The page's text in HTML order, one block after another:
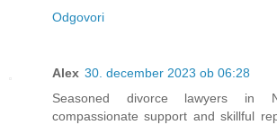
Odgovori
Alex 30. december 2023 ob 06:28
Seasoned divorce lawyers in
compassionate support and skillful